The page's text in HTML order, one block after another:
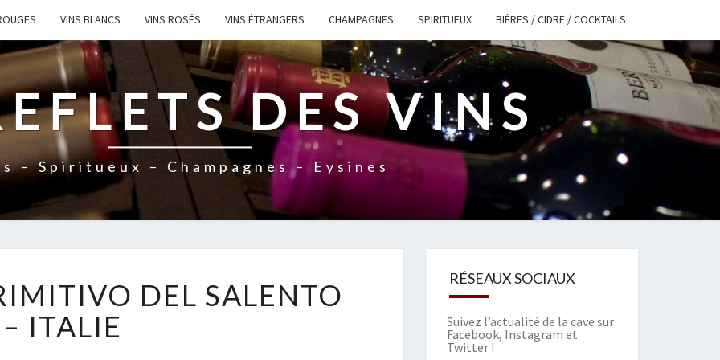
VINS BLANCS VINS ROSÉS VINS ÉTRANGERS CHAMPAGNES SPIRITUEUX BIÈRES / CIDRE / COCKTAILS
DES VINS
– Spiritueux – Champagnes – Eysines
2
E
M
DEL SALENTO
– ITALIE
RÉSEAUX SOCIAUX
Suivez l’actualité de la cave sur
Facebook, Instagram et
Twitter!